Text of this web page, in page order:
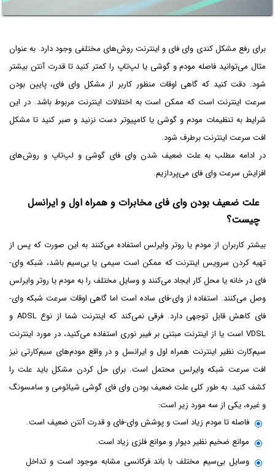
برای رفع مشکل کندی وای فای و اینترنت روش‌های مختلفی وجود دارد. به عنوان
مثال می‌توانید فاصله مودم و گوشی یا لپ‌تاپ را کمتر کنید تا قدرت آنتن بیشتر
شود. دقت کنید که گاهی اوقات منظور کاربر از مشکل وای فای، پایین بودن
سرعت اینترنت است که ممکن است به اختلالات اینترنت مربوط باشد. در این
شرایط به تنظیمات مودم و گوشی یا کامپیوتر دست نزنید و صبر کنید تا مشکل
افت سرعت اینترنت برطرف شود.
در ادامه مطلب به علت ضعیف شدن وای فای گوشی و لپ‌تاپ و روش‌های
افزایش سرعت وای فای می‌پردازیم.
علت ضعیف بودن وای فای مخابرات و همراه اول و ایرانسل
چیست؟
بیشتر کاربران از مودم یا روتر وایرلس استفاده می‌کنند به این صورت که پس از
تهیه کردن سرویس اینترنت که ممکن است سیمی یا بی‌سیم باشد، شبکه وای-
فای در خانه یا محل کار ایجاد می‌کنند و وسایل مختلف را به مودم یا روتر وایرلس
وصل می‌کنند. استفاده از وای-فای ساده است اما گاهی اوقات سرعت شبکه وای-
فای کاهش قابل توجهی دارد. فرقی نمی‌کند که اینترنت شما از نوع ADSL و
VDSL است یا از اینترنت مبتنی بر فیبر نوری استفاده می‌کنید، در مورد اینترنت
سیم‌کارت نظیر اینترنت همراه اول و ایرانسل و در واقع مودم‌های سیم‌کارتی نیز
افت سرعت شبکه وایرلس محتمل است. برای حل کردن مشکل باید علت را
کشف کنید. به طور کلی علت ضعیف بودن وای فای گوشی شیائومی و سامسونگ
و غیره، یکی از سه مورد زیر است:
فاصله تا مودم زیاد است و پوشش وای-فای و قدرت آنتن ضعیف است.
موانع ضخیم نظیر دیوار و موانع فلزی زیاد است.
وسایل بی‌سیم مختلف با باند فرکانسی مشابه موجود است و تداخل